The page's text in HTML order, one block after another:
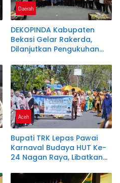
Daerah
DEKOPINDA Kabupaten
Bekasi Gelar Rakerda,
Dilanjutkan Pengukuhan
dan Lembaga Teknis
Aceh
Bupati TRK Lepas Pawai
Karnaval Budaya HUT Ke-
24 Nagan Raya, Libatkan
SMP